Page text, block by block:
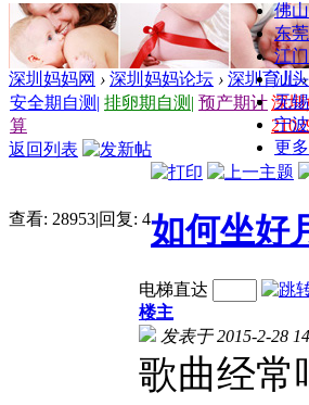
佛山
东莞
江门
汕头
无锡
宁波
更多
深圳妈妈网 › 深圳妈妈论坛 › 深圳育儿 ›
安全期自测 | 排卵期自测 | 预产期计
算
深圳
返回列表
查看: 28953|回复: 4如何坐好
电梯直达
楼主
发表于 2015-2-28
歌曲经常